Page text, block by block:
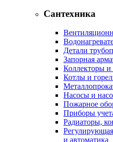
Сантехника
Детали
Запорная
Коллекторы и
Котлы и
Насосы и
Пожарное
Приборы
Радиаторы,
и автоматика